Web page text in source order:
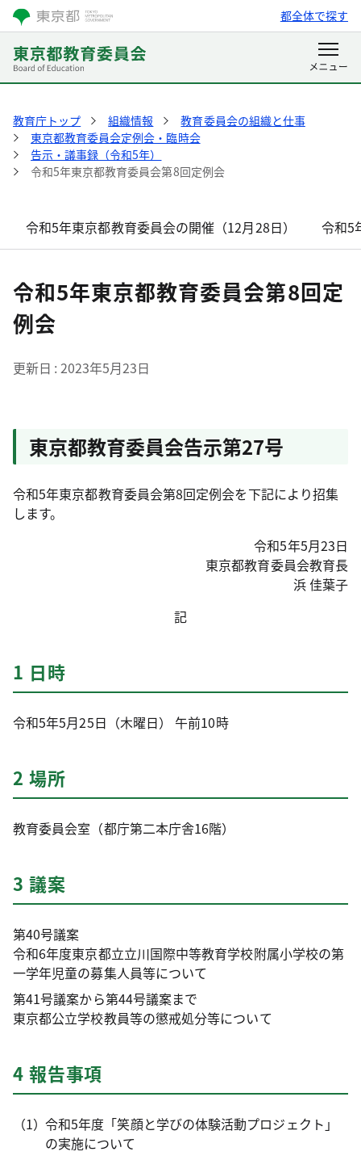
都全体で探す
教育庁トップ 組織情報
教育委員会の組織と仕事
東京都教育委員会定例会・臨時会
告示・議事録（令和5年）
令和5年東京都教育委員会第8回定例会
令和5年東京都教育委員会の開催（12月28日） 令和5
令和5年東京都教育委員会第8回定
例会
更新日 2023年5月23日
東京都教育委員会告示第27号
令和5年東京都教育委員会第8回定例会を下記により招集
します。
令和5年5月23日
東京都教育委員会教育長
浜 佳葉子
記
1 日時
令和5年5月25日（木曜日） 午前10時
2 場所
教育委員会室（都庁第二本庁舎16階）
3 議案
第40号議案
令和6年度東京都立立川国際中等教育学校附属小学校の第
一学年児童の募集人員等について
第41号議案から第44号議案まで
東京都公立学校教員等の懲戒処分等について
4 報告事項
令和5年度「笑顔と学びの体験活動プロジェクト」
の実施について